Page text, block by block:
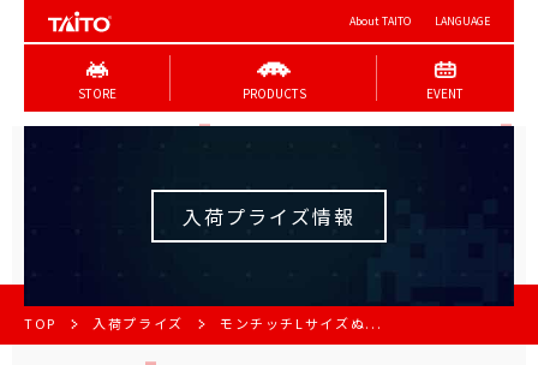
About TAITO LANGUAGE
STORE PRODUCTS EVENT
入荷プライズ情報
TOP 入荷プライズ モンチッチLサイズぬ...